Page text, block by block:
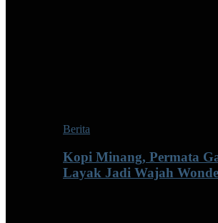
Berita
Kopi Minang, Permata
Layak Jadi Wajah